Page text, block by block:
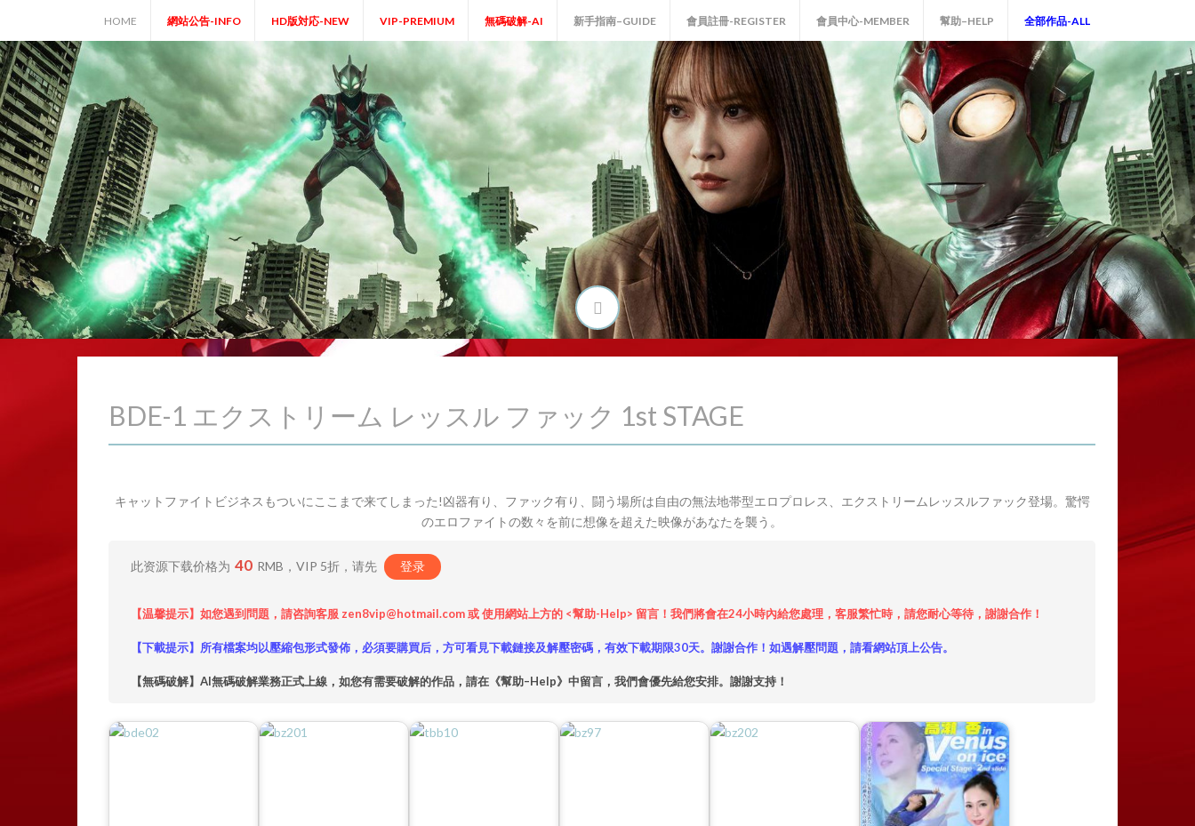
content
HOME 網站公告-INFO HD版対応-NEW VIP-PREMIUM 無碼破解-AI 新手指南–GUIDE 會員註冊-REGISTER 會員中心-MEMBER 幫助–HELP 全部作品-ALL
BDE-1 エクストリーム レッスル ファック 1st STAGE
キャットファイトビジネスもついにここまで来てしまった!凶器有り、ファック有り、闘う場所は自由の無法地帯型エロプロレス、エクストリームレッスルファック登場。驚愕
のエロファイトの数々を前に想像を超えた映像があなたを襲う。
此资源下载价格为 40 RMB，VIP 5折，请先 登录
【温馨提示】如您遇到問題，請咨詢客服 zen8vip@hotmail.com 或 使用網站上方的 <幫助-Help> 留言！我們將會在24小時內給您處理，客服繁忙時，請您耐心等待，謝謝合作！
【下載提示】所有檔案均以壓縮包形式發佈，必須要購買后，方可看見下載鏈接及解壓密碼，有效下載期限30天。謝謝合作！如遇解壓問題，請看網站頂上公告。
【無碼破解】AI無碼破解業務正式上線，如您有需要破解的作品，請在《幫助–Help》中留言，我們會優先給您安排。謝謝支持！